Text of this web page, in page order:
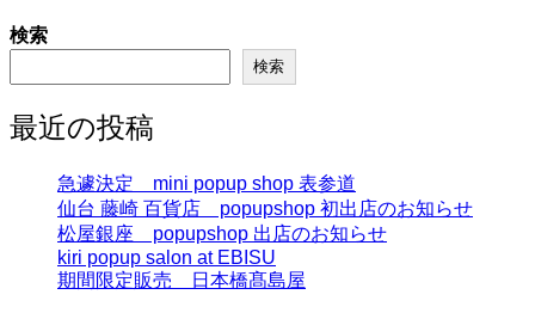
検索
検索
最近の投稿
急遽決定 mini popup shop 表参道
仙台 藤崎 百貨店 popupshop 初出店のお知らせ
松屋銀座 popupshop 出店のお知らせ
kiri popup salon at EBISU
期間限定販売 日本橋髙島屋